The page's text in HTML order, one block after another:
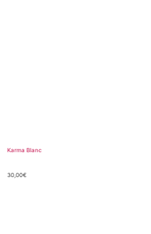
Karma Blanc
30,00€